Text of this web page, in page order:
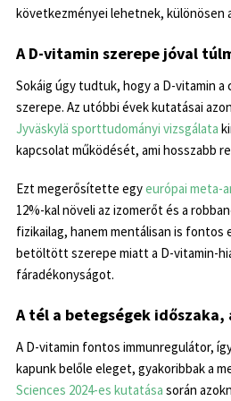
következményei lehetnek,
A D-vitamin szerepe jóval
Sokáig úgy tudtuk, hogy a D-vitamin
szerepe. Az utóbbi évek kutatásai
Jyväskylä sporttudományi vizsgálata
kapcsolat működését, ami hosszabb
Ezt megerősítette egyeurópai meta-
12%-kal növeli az izomerőt és a
fizikailag, hanem mentálisan is fontos
betöltött szerepe miatt a D-vitamin-
fáradékonyságot.
A tél a betegségek
A D-vitamin fontos immunregulátor,
kapunk belőle eleget, gyakoribbak a
Sciences 2024-es kutatása során